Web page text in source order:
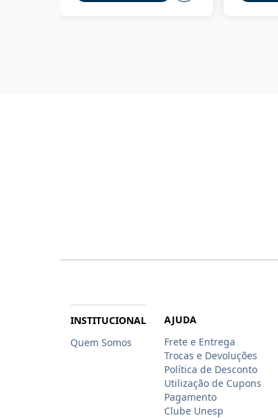
INSTITUCIONAL
Quem Somos
AJUDA
Frete e Entrega
Trocas e Devoluções
Política de Desconto
Utilização de Cupons
Pagamento
Clube Unesp